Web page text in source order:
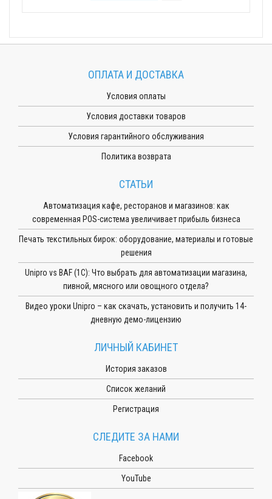
ОПЛАТА И ДОСТАВКА
Условия оплаты
Условия доставки товаров
Условия гарантийного обслуживания
Политика возврата
СТАТЬИ
Автоматизация кафе, ресторанов и магазинов: как
современная POS-система увеличивает прибыль бизнеса
Печать текстильных бирок: оборудование, материалы и готовые
решения
Unipro vs BAF (1С): Что выбрать для автоматизации магазина,
пивной, мясного или овощного отдела?
Видео уроки Unipro – как скачать, установить и получить 14-
дневную демо-лицензию
ЛИЧНЫЙ КАБИНЕТ
История заказов
Список желаний
Регистрация
СЛЕДИТЕ ЗА НАМИ
Facebook
YouTube